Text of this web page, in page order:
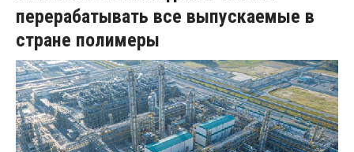
перерабатывать все выпускаемые в
стране полимеры